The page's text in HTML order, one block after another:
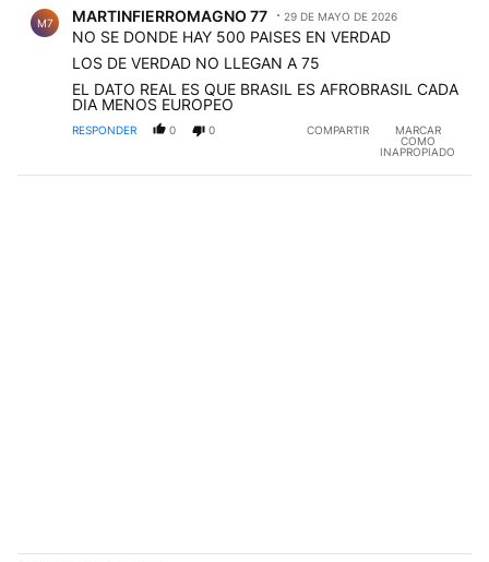
M7 MARTINFIERROMAGNO 77 29 DE MAYO DE 2026
NO SE DONDE HAY 500 PAISES EN VERDAD
LOS DE VERDAD NO LLEGAN A 75
EL DATO REAL ES QUE BRASIL ES AFROBRASIL CADA
DIA MENOS EUROPEO
RESPONDER 0 0 COMPARTIR
MARCAR
COMO
INAPROPIADO